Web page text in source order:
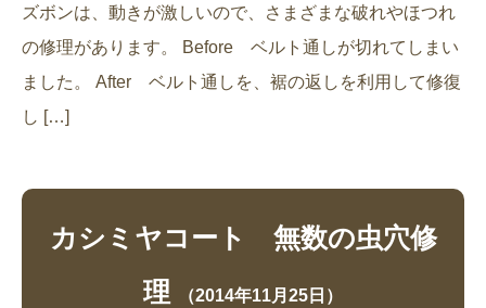
ズボンは、動きが激しいので、さまざまな破れやほつれ
の修理があります。 Before ベルト通しが切れてしまい
ました。 After ベルト通しを、裾の返しを利用して修復
し […]
カシミヤコート 無数の虫穴修
理
（2014年11月25日）